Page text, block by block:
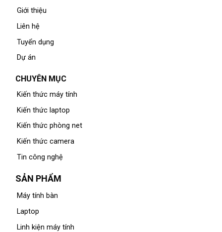
Giới thiệu
Liên hệ
Tuyển dụng
Dự án
CHUYÊN MỤC
Kiến thức máy tính
Kiến thức laptop
Kiến thức phòng net
Kiến thức camera
Tin công nghệ
SẢN PHẨM
Máy tính bàn
Laptop
Linh kiện máy tính